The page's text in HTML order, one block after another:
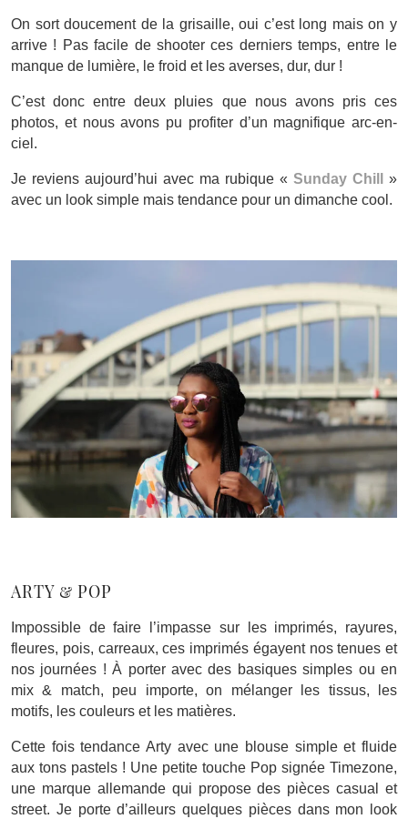
On sort doucement de la grisaille, oui c’est long mais on y
arrive ! Pas facile de shooter ces derniers temps, entre le
manque de lumière, le froid et les averses, dur, dur !
C’est donc entre deux pluies que nous avons pris ces
photos, et nous avons pu profiter d’un magnifique arc-en-
ciel.
Je reviens aujourd’hui avec ma rubique « Sunday Chill
»
avec un look simple mais tendance pour un dimanche cool.
ARTY & POP
Impossible de faire l’impasse sur les imprimés, rayures,
fleures, pois, carreaux, ces imprimés égayent nos tenues et
nos journées ! À porter avec des basiques simples ou en
mix & match, peu importe, on mélanger les tissus, les
motifs, les couleurs et les matières.
Cette fois tendance Arty avec une blouse simple et fluide
aux tons pastels ! Une petite touche Pop signée Timezone,
une marque allemande qui propose des pièces casual et
street. Je porte d’ailleurs quelques pièces dans mon look